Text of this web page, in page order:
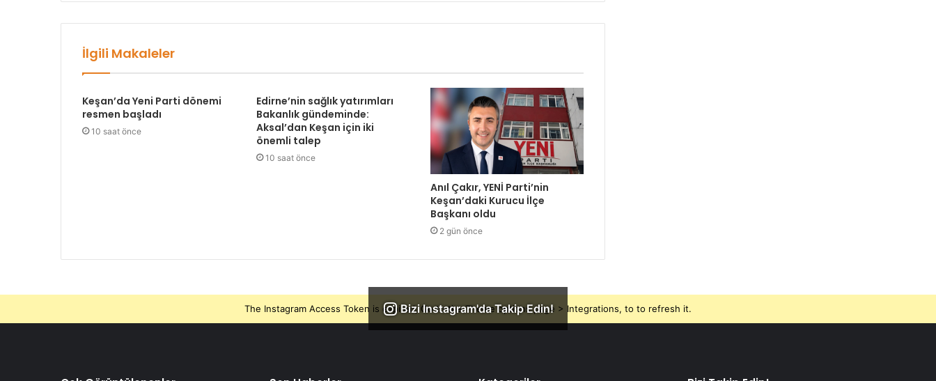
İlgili Makaleler
Keşan’da Yeni Parti dönemi
resmen başladı
10 saat önce
Edirne’nin sağlık yatırımları
Bakanlık gündeminde:
Aksal’dan Keşan için iki
önemli talep
10 saat önce
Anıl Çakır, YENİ Parti’nin
Keşan’daki Kurucu İlçe
Başkanı oldu
2 gün önce
Bizi Instagram'da Takip Edin!
The Instagram Access Token is expired, Go to the Theme options page > Integrations, to to refresh it.